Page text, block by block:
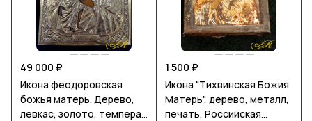
49 000 ₽
Икона феодоровская
божья матерь. Дерево,
левкас, золото, темпера.
1 500 ₽
Икона "Тихвинская Божия
Матерь", дерево, металл,
печать, Российская